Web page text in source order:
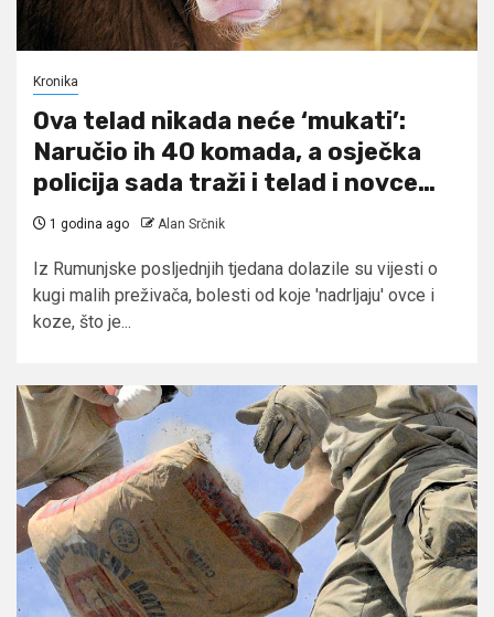
Kronika
Ova telad nikada neće ‘mukati’:
Naručio ih 40 komada, a osječka
policija sada traži i telad i novce…
1 godina ago Alan Srčnik
Iz Rumunjske posljednjih tjedana dolazile su vijesti o
kugi malih preživača, bolesti od koje 'nadrljaju' ovce i
koze, što je...